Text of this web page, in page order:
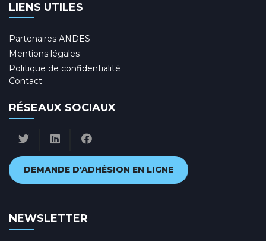
LIENS UTILES
Partenaires ANDES
Mentions légales
Politique de confidentialité
Contact
RÉSEAUX SOCIAUX
DEMANDE D'ADHÉSION EN LIGNE
NEWSLETTER